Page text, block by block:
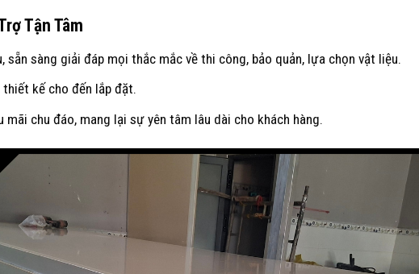
Tận Tâm
sẵn sàng giải đáp mọi thắc mắc về thi công, bảo quản, lựa chọn vật liệu.
kế cho đến lắp đặt.
mãi chu đáo, mang lại sự yên tâm lâu dài cho khách hàng.